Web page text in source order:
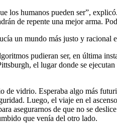
los humanos pueden ser”,
de repente una mejor arma.
un mundo más justo y racional
pudieran ser, en última
el lugar donde se
vidrio. Esperaba algo más
Luego, el viaje en el
asegurarnos de que no se
que venía del otro lado.